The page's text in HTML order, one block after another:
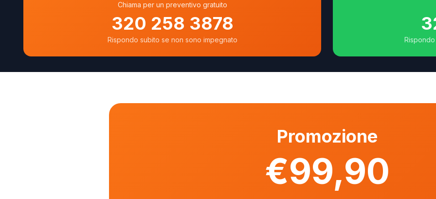
Chiama per un preventivo gratuito
320 258 3878
Rispondo subito se non sono impegnato
Promozione
€99,90